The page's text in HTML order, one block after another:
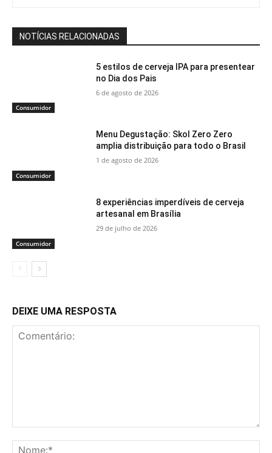
NOTÍCIAS RELACIONADAS
Consumidor
5 estilos de cerveja IPA para presentear
no Dia dos Pais
6 de agosto de 2026
Consumidor
Menu Degustação: Skol Zero Zero
amplia distribuição para todo o Brasil
1 de agosto de 2026
Consumidor
8 experiências imperdíveis de cerveja
artesanal em Brasília
29 de julho de 2026
DEIXE UMA RESPOSTA